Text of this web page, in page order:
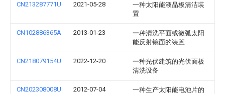
CN213287771U 2021-05-28
一种太阳能液晶板清洁装
置
CN102886365A 2013-01-23
一种清洗平面或微弧太阳
能反射镜面的装置
CN218079154U 2022-12-20
一种光伏建筑的光伏面板
清洗设备
CN202308008U 2012-07-04
一种生产太阳能电池片的